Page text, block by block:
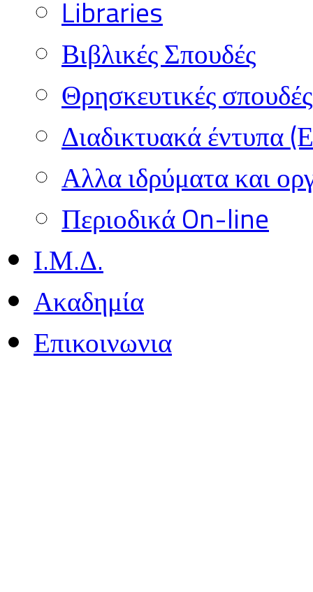
Libraries
Βιβλικές Σπουδές
Θρησκευτικές
Διαδικτυακά έντυπα
Αλλα ιδρύματα και
Περιοδικά On-line
Ι.Μ.Δ.
Ακαδημία
Επικοινωνια